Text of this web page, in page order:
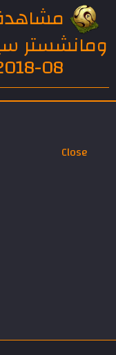
08-2018 الدوري الانجليزي
Close